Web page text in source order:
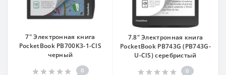
7" Электронная книга
PocketBook PB700K3-1-CIS
черный
0
7.8" Электронная книга
PocketBook PB743G (PB743G-
U-CIS) серебристый
0